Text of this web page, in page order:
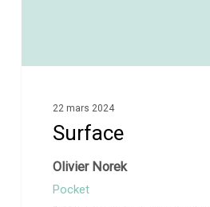
22 mars 2024
Surface
Olivier Norek
Pocket